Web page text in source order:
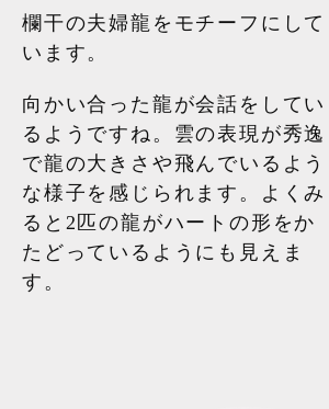
欄干の夫婦龍をモチーフにして
います。
向かい合った龍が会話をしてい
るようですね。雲の表現が秀逸
で龍の大きさや飛んでいるよう
な様子を感じられます。よくみ
ると2匹の龍がハートの形をか
たどっているようにも見えま
す。